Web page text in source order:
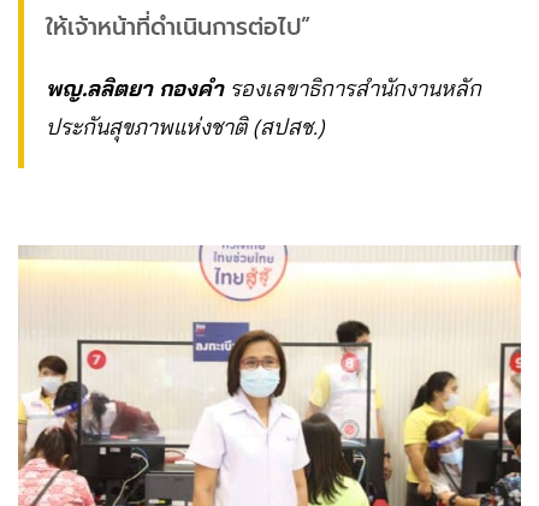
ให้เจ้าหน้าที่ดำเนินการต่อไป”
พญ.ลลิตยา กองคำรองเลขาธิการสำนักงานหลัก
ประกันสุขภาพแห่งชาติ (สปสช.)